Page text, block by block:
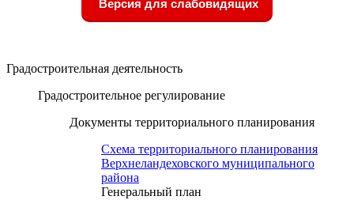
Версия для слабовидящих
Градостроительная деятельность
Градостроительное регулирование
Документы территориального планирования
Схема территориального планирования
Верхнеландеховского муниципального
района
Генеральный план